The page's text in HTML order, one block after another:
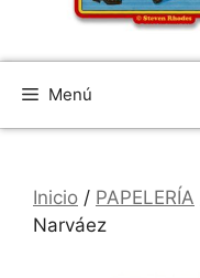
Menú
Inicio / PAPELERÍA
Narváez